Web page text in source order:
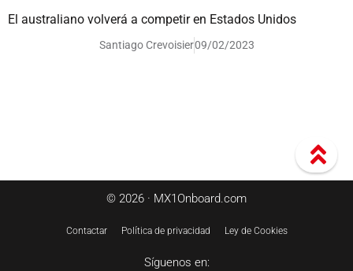
El australiano volverá a competir en Estados Unidos
Santiago Crevoisier09/02/2023
© 2026 · MX1Onboard.com
Contactar Política de privacidad Ley de Cookies
Síguenos en: